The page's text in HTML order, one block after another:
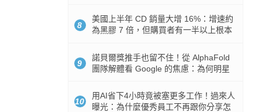
8
美國上半年 CD 銷量大增 16%：增速約
為黑膠 7 倍，但購買者有一半以上根本
9
諾貝爾獎推手也留不住！從 AlphaFold
團隊解體看 Google 的焦慮：為何明星
10
用AI省下4小時竟被塞更多工作！過來人
曝光：為什麼優秀員工不再跟你分享怎